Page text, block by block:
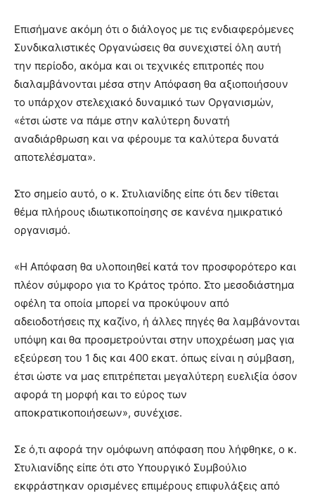
Επισήμανε ακόμη ότι ο διάλογος με τις ενδιαφερόμενες
Συνδικαλιστικές Οργανώσεις θα συνεχιστεί όλη αυτή
την περίοδο, ακόμα και οι τεχνικές επιτροπές που
διαλαμβάνονται μέσα στην Απόφαση θα αξιοποιήσουν
το υπάρχον στελεχιακό δυναμικό των Οργανισμών,
«έτσι ώστε να πάμε στην καλύτερη δυνατή
αναδιάρθρωση και να φέρουμε τα καλύτερα δυνατά
αποτελέσματα».
Στο σημείο αυτό, ο κ. Στυλιανίδης είπε ότι δεν τίθεται
θέμα πλήρους ιδιωτικοποίησης σε κανένα ημικρατικό
οργανισμό.
«Η Απόφαση θα υλοποιηθεί κατά τον προσφορότερο και
πλέον σύμφορο για το Κράτος τρόπο. Στο μεσοδιάστημα
οφέλη τα οποία μπορεί να προκύψουν από
αδειοδοτήσεις πχ καζίνο, ή άλλες πηγές θα λαμβάνονται
υπόψη και θα προσμετρούνται στην υποχρέωση μας για
εξεύρεση του 1 δις και 400 εκατ. όπως είναι η σύμβαση,
έτσι ώστε να μας επιτρέπεται μεγαλύτερη ευελιξία όσον
αφορά τη μορφή και το εύρος των
αποκρατικοποιήσεων», συνέχισε.
Σε ό,τι αφορά την ομόφωνη απόφαση που λήφθηκε, ο κ.
Στυλιανίδης είπε ότι στο Υπουργικό Συμβούλιο
εκφράστηκαν ορισμένες επιμέρους επιφυλάξεις από